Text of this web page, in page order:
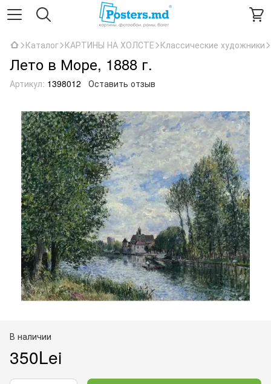
Каталог КАРТИНЫ НА ХОЛСТЕ Классические художники
Лето в Море, 1888 г.
Артикул: 1398012 Оставить отзыв
В наличии
350Lei